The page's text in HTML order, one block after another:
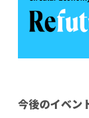
今後のイベン